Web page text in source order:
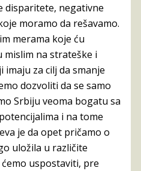
disparitete, negativne
moramo da rešavamo.
merama koje ću
mislim na strateške i
za cilj da smanje
dozvoliti da se samo
Srbiju veoma bogatu sa
i na tome
je da opet pričamo o
uložila u različite
uspostaviti, pre